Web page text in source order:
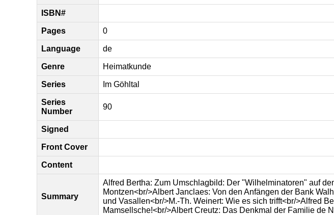
ISBN#
Pages 0
Language de
Genre Heimatkunde
Series Im Göhltal
Series
Number
90
Signed
Front Cover
Content
Summary
Alfred Bertha: Zum Umschlagbild: Der "Wilhelminatoren" auf
Montzen<br/>Albert Janclaes: Von den Anfängen der Bank
und Vasallen<br/>M.-Th. Weinert: Wie es sich trifft<br/>Alfred
Mamsellsche!<br/>Albert Creutz: Das Denkmal der Familie de